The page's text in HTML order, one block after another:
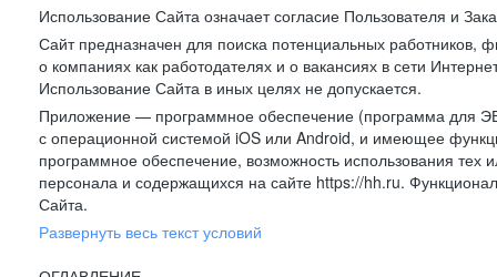
Использование Сайта означает согласие Пользователя и
Сайт предназначен для поиска потенциальных
о компаниях как работодателях и о вакансиях в сети
Использование Сайта в иных целях не допускается.
Приложение — программное обеспечение (программа для
с операционной системой iOS или Android, и имеющее
программное обеспечение, возможность использования
персонала и содержащихся на сайте https://hh.ru.
Сайта.
Развернуть весь текст условий